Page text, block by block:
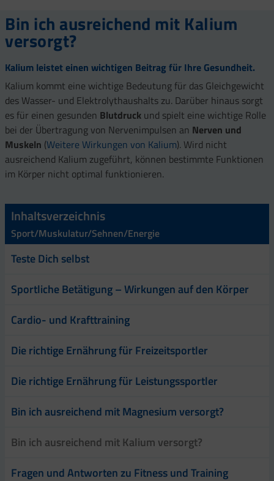
Bin ich ausreichend mit Kalium
versorgt?
Kalium leistet einen wichtigen Beitrag für Ihre Gesundheit.
Kalium kommt eine wichtige Bedeutung für das Gleichgewicht
des Wasser- und Elektrolythaushalts zu. Darüber hinaus sorgt
es für einen gesunden Blutdruck und spielt eine wichtige Rolle
bei der Übertragung von Nervenimpulsen an Nerven und
Muskeln (Weitere Wirkungen von Kalium). Wird nicht
ausreichend Kalium zugeführt, können bestimmte Funktionen
im Körper nicht optimal funktionieren.
Inhaltsverzeichnis
Sport/Muskulatur/Sehnen/Energie
Teste Dich selbst
Sportliche Betätigung – Wirkungen auf den Körper
Cardio- und Krafttraining
Die richtige Ernährung für Freizeitsportler
Die richtige Ernährung für Leistungssportler
Bin ich ausreichend mit Magnesium versorgt?
Bin ich ausreichend mit Kalium versorgt?
Fragen und Antworten zu Fitness und Training